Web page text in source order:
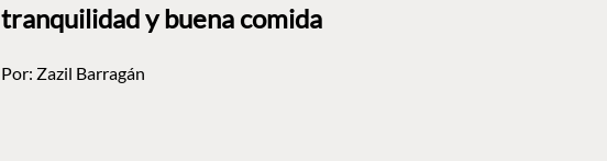
tranquilidad y buena comida
Por: Zazil Barragán